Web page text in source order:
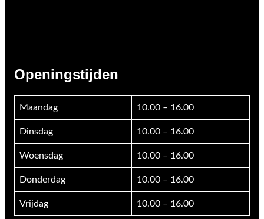
Openingstijden
Maandag 10.00 – 16.00
Dinsdag 10.00 – 16.00
Woensdag 10.00 – 16.00
Donderdag 10.00 – 16.00
Vrijdag 10.00 – 16.00